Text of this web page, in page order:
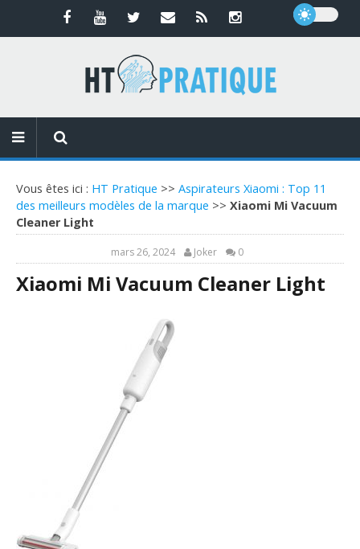
Vous êtes ici : HT Pratique >> Aspirateurs Xiaomi : Top 11
des meilleurs modèles de la marque >> Xiaomi Mi Vacuum
Cleaner Light
mars 26, 2024 Joker 0
Xiaomi Mi Vacuum Cleaner Light